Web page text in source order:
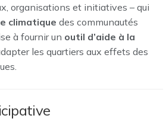
organisations et initiatives – qui
climatique des communautés
à fournir un outil d’aide à la
les quartiers aux effets des